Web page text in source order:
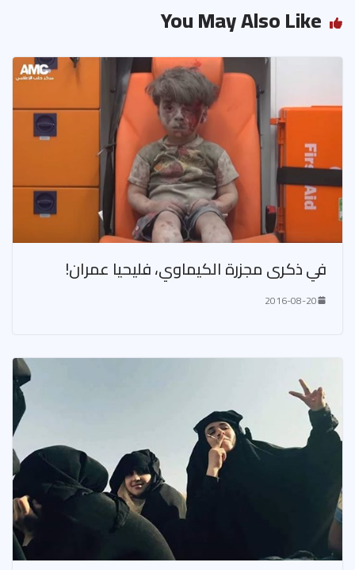
You May Also Like
في ذكرى مجزرة الكيماوي، فليحيا عمران!
2016-08-20